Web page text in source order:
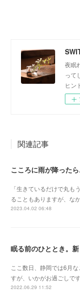
夜眠
って
ヒン
関連記事
こころに雨が降った
「生きているだけで丸も
ることもありますが、な
2023.04.02 06:48
眠る前のひととき。
ここ数日、静岡では6月
すが、いかがお過ごしで
2022.06.29 11:52